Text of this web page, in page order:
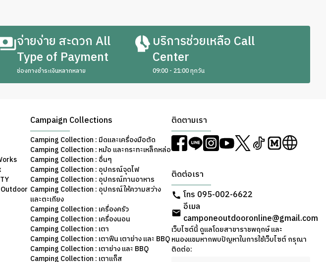
จ่ายง่าย สะดวก All
Type of Payment
ช่องทางชำระเงินหลากหลาย
บริการช่วยเหลือ Call
Center
09:00 - 21:00 ทุกวัน
Campaign Collections
Camping Collection : มีดและเครื่องมือตัด
Camping Collection : หม้อ และกระทะเหล็กหล่อ
Camping Collection : อื่นๆ
Camping Collection : อุปกรณ์จุดไฟ
Camping Collection : อุปกรณ์ทานอาหาร
Camping Collection : อุปกรณ์ให้ความสว่าง
และตะเกียง
Camping Collection : เครื่องครัว
Camping Collection : เครื่องนอน
Camping Collection : เตา
Camping Collection : เตาฟืน เตาย่าง และ BBQ
Camping Collection : เตาย่าง และ BBQ
Camping Collection : เตาแก็ส
ติดตามเรา
ติดต่อเรา
โทร 095-002-6622
อีเมล
camponeoutdooronline@gmail.com
เว็บไซต์นี้ ดูแลโดยสาขาราชพฤกษ์ และ
หนองแขมหากพบปัญหาในการใช้เว็บไซต์ กรุณา
ติดต่อ: